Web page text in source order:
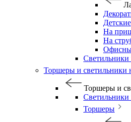
Детские
На
На
Светильники
Торшеры и светильники
Торшеры и
Торшеры